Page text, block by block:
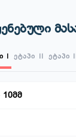
I ეტაპი II ეტაპი